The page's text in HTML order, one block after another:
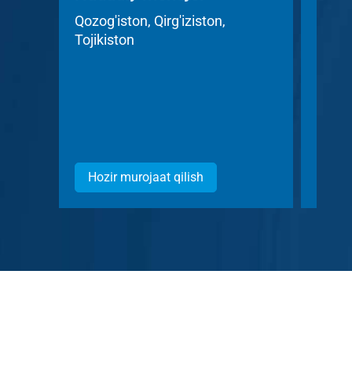
Qozog'iston, Qirg'iziston,
Tojikiston
Hozir murojaat qilish